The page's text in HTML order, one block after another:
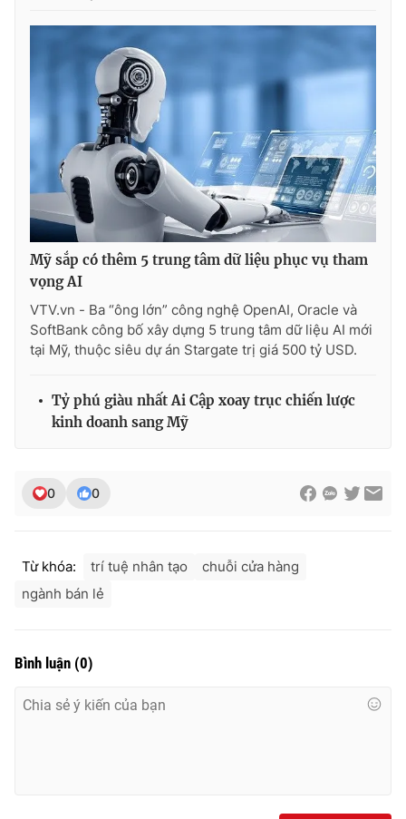
Liên hệ quảng cáo:024-7300.7108
® Cấm sao chép dưới mọi hình thức nếu không có sự chấp
thuận bằng văn bản. Ghi rõ nguồn VTV.vn khi phát hành lại
thông tin từ website này.
Mỹ sắp có thêm 5 trung tâm dữ liệu phục vụ tham
vọng AI
VTV.vn - Ba “ông lớn” công nghệ OpenAI, Oracle và
SoftBank công bố xây dựng 5 trung tâm dữ liệu AI mới
tại Mỹ, thuộc siêu dự án Stargate trị giá 500 tỷ USD.
Tỷ phú giàu nhất Ai Cập xoay trục chiến lược
kinh doanh sang Mỹ
0 0
Từ khóa: trí tuệ nhân tạo
chuỗi cửa hàng
ngành bán lẻ
Bình luận (0)